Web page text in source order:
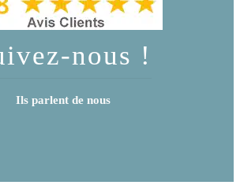
nous !
Ils parlent de nous